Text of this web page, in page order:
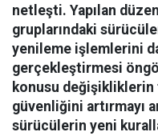
netleşti. Yapılan
gruplarındaki
yenileme işlemlerini
gerçekleştirmesi
konusu değişikliklerin
güvenliğini artırmayı
sürücülerin yeni